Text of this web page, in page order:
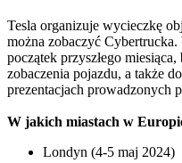
Tesla organizuje wycieczkę
można zobaczyć
początek przyszłego
zobaczenia pojazdu, a także
prezentacjach prowadzonych
W jakich miastach w
Londyn (4-5 maj 2024)